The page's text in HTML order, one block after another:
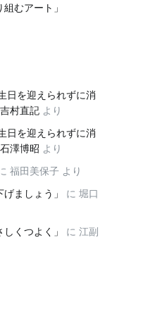
むアート」
日を迎えられずに消
吉村直記 より
日を迎えられずに消
石澤博昭 より
福田美保子 より
ましょう」
に 堀口
くつよく」
に 江副